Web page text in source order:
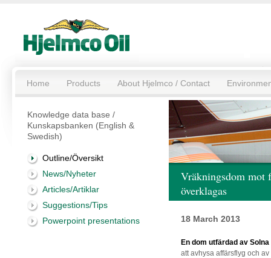
Home Products About Hjelmco / Contact
Knowledge data base /
Kunskapsbanken (English &
Swedish)
Outline/Översikt
News/Nyheter
Articles/Artiklar
Suggestions/Tips
Powerpoint presentations
Vräkningsdom mot
överklagas
18 March 2013
En dom utfärdad av
att avhysa affärsflyg och